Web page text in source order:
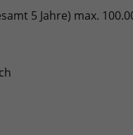
5 Jahre) max.